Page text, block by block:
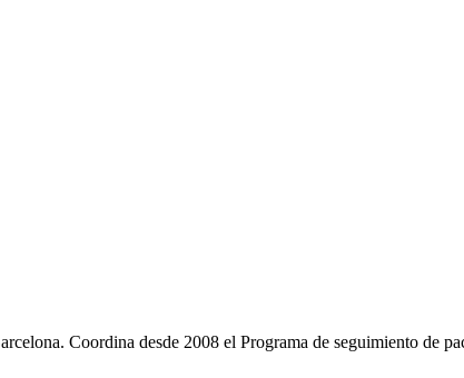
Coordina desde 2008 el Programa de seguimiento de